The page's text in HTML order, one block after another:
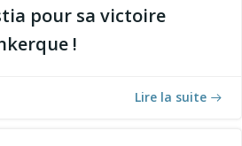
pour sa victoire
!
Lire la suite